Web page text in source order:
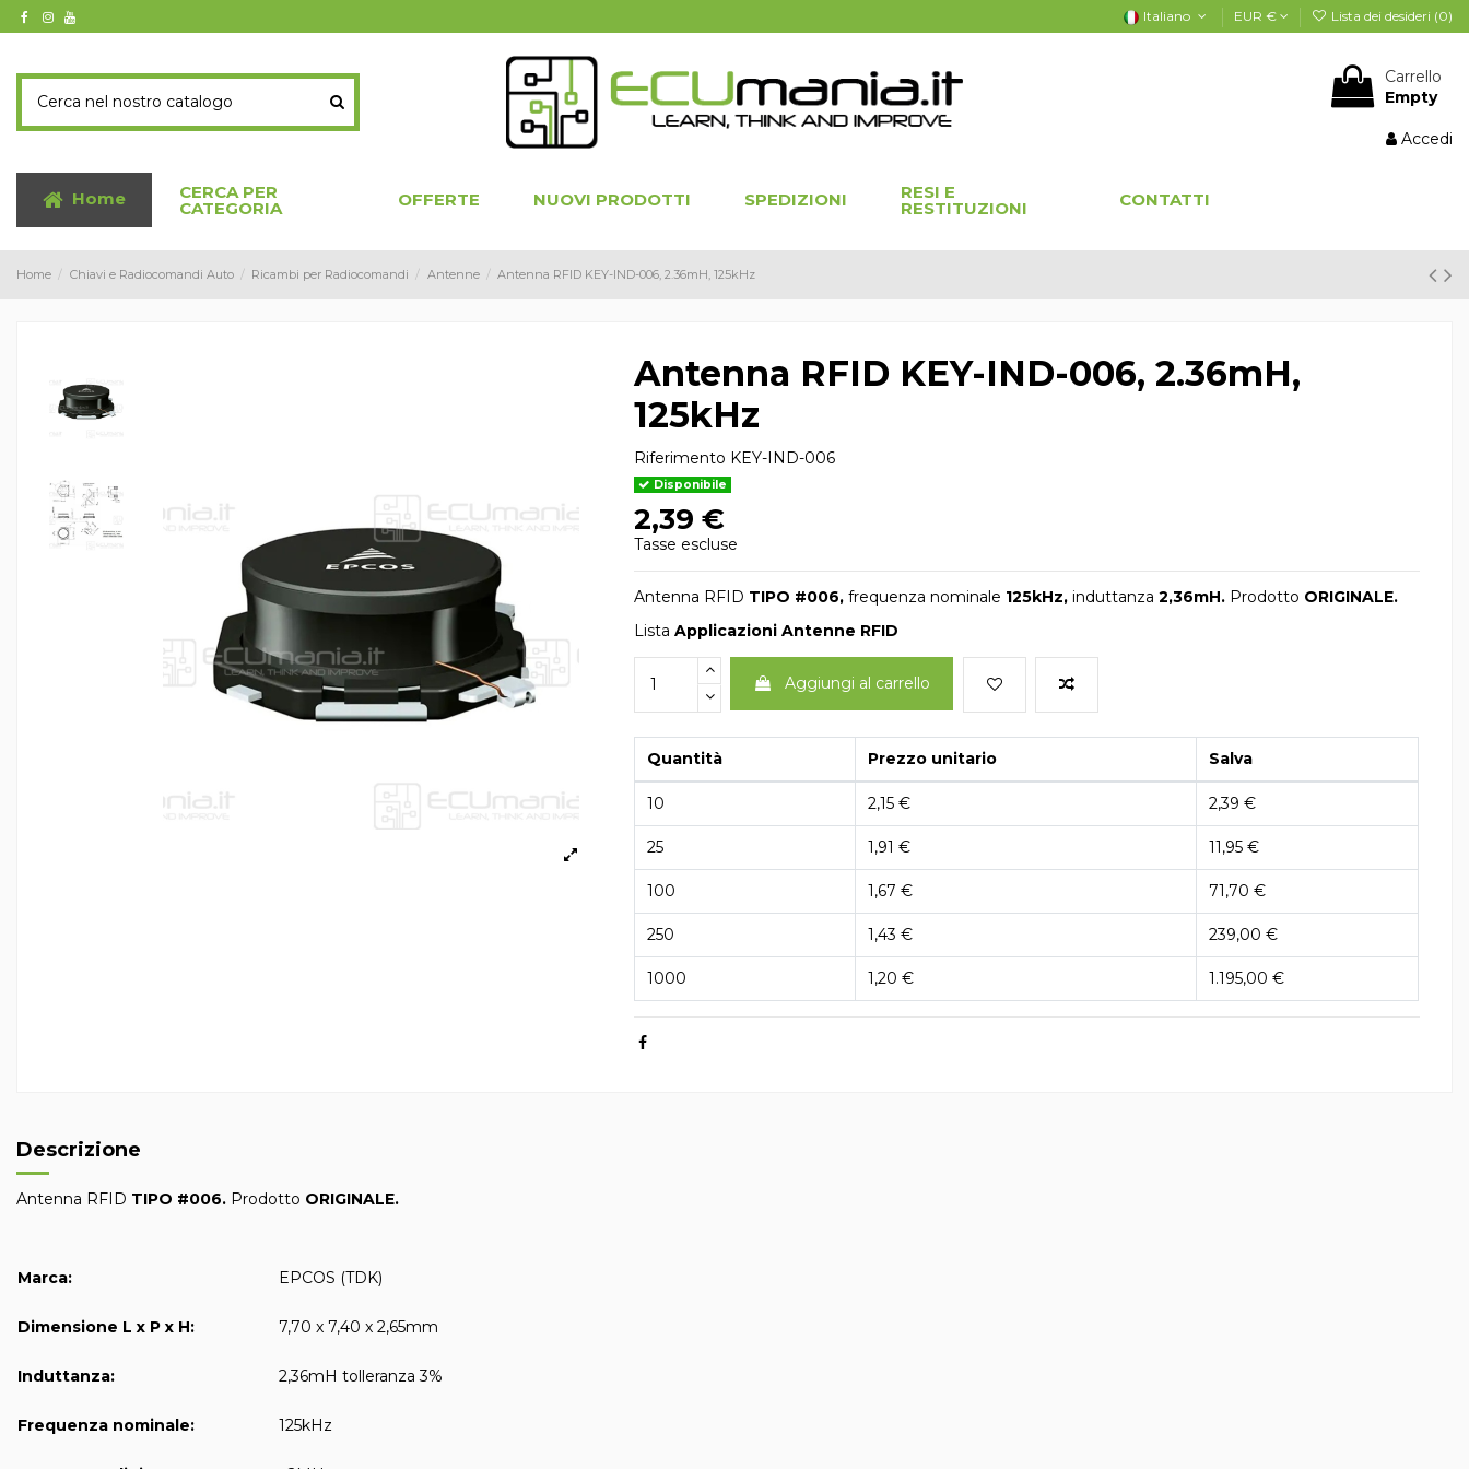
Italiano EUR € Lista dei desideri (0)
Carrello
Empty
Accedi
Home CERCA PER
CATEGORIA OFFERTE NUOVI PRODOTTI SPEDIZIONI RESI E
RESTITUZIONI CONTATTI
Home Chiavi e Radiocomandi Auto Ricambi per Radiocomandi Antenne Antenna RFID KEY-IND-006, 2.36mH, 125kHz
Antenna RFID KEY-IND-006, 2.36mH,
125kHz
Riferimento KEY-IND-006
Disponibile
2,39 €
Tasse escluse
Antenna RFID TIPO #006, frequenza nominale 125kHz, induttanza 2,36mH. Prodotto ORIGINALE.
Lista Applicazioni Antenne RFID
Aggiungi al carrello
Quantità Prezzo unitario Salva
10 2,15 € 2,39 €
25 1,91 € 11,95 €
100 1,67 € 71,70 €
250 1,43 € 239,00 €
1000 1,20 € 1.195,00 €
Descrizione
Antenna RFID TIPO #006. Prodotto ORIGINALE.
Marca: EPCOS (TDK)
Dimensione L x P x H: 7,70 x 7,40 x 2,65mm
Induttanza: 2,36mH tolleranza 3%
Frequenza nominale: 125kHz